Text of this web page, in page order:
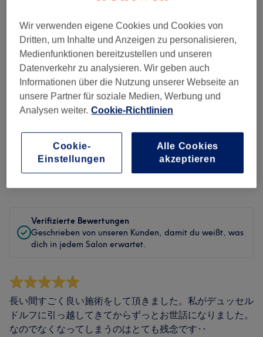
Ambiente
Sauberkeit
Service
Bewertungen filtern
Verifizierte Bewertungen
Geschrieben von unseren Kunden, damit du weißt, was
dich in jedem Salon erwartet.
長い間すごく良い施術をして頂きました。私がデュッセル
ドルフに引っ越してきてからずっとお世話になりました。
なのでなくなってしまうのはとても残念です‥
Wir verwenden eigene Cookies und Cookies von
Dritten, um Inhalte und Anzeigen zu personalisieren,
Medienfunktionen bereitzustellen und unseren
Datenverkehr zu analysieren. Wir geben auch
Informationen über die Nutzung unserer Webseite an
unsere Partner für soziale Medien, Werbung und
Analysen weiter. Cookie-Richtlinien
Cookie-
Einstellungen
Alle Cookies
akzeptieren